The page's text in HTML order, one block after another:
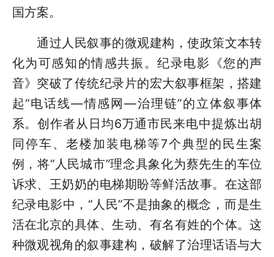
国方案。
通过人民叙事的微观建构，使政策文本转
化为可感知的情感共振。纪录电影《您的声
音》突破了传统纪录片的宏大叙事框架，搭建
起“电话线—情感网—治理链”的立体叙事体
系。创作者从日均6万通市民来电中提炼出胡
同停车、老楼加装电梯等7个典型的民生案
例，将“人民城市”理念具象化为蔡先生的车位
诉求、王奶奶的电梯期盼等鲜活故事。在这部
纪录电影中，“人民”不是抽象的概念，而是生
活在北京的具体、生动、有名有姓的个体。这
种微观视角的叙事建构，破解了治理话语与大